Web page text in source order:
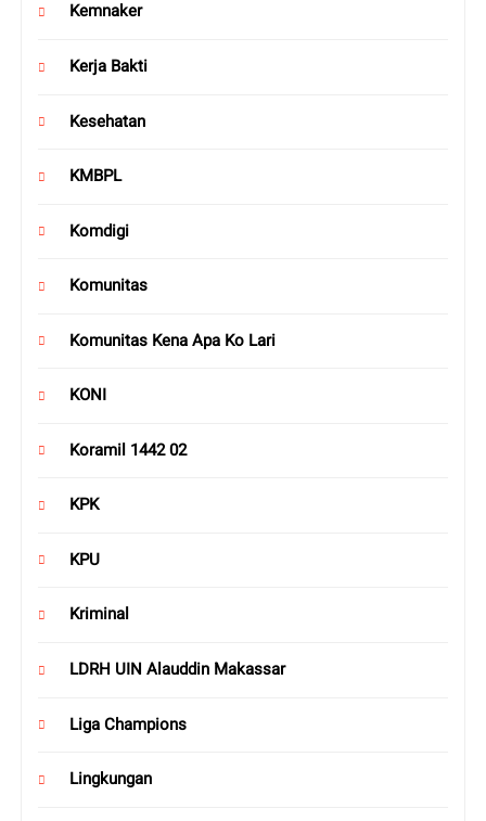
Kemnaker
Kerja Bakti
Kesehatan
KMBPL
Komdigi
Komunitas
Komunitas Kena Apa Ko Lari
KONI
Koramil 1442 02
KPK
KPU
Kriminal
LDRH UIN Alauddin Makassar
Liga Champions
Lingkungan